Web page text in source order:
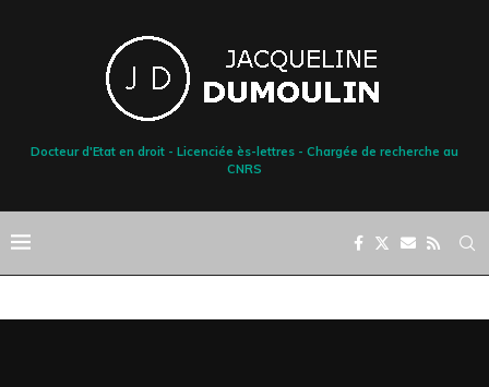
Docteur d'Etat en droit - Licenciée ès-lettres - Chargée de recherche au
CNRS